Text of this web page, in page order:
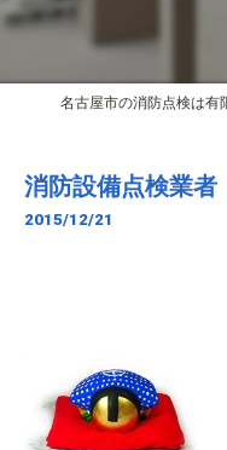
消防設備点検業者
2015/12/21